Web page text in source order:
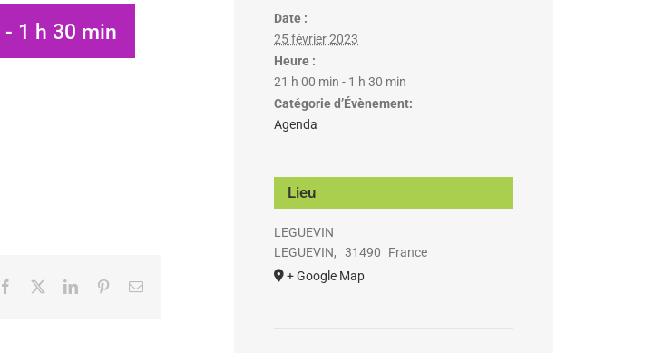
- 1 h 30 min
Facebook LinkedInPinterestEmail
Date :
25 février 2023
Heure :
21 h 00 min - 1 h 30 min
Catégorie d’Évènement:
Agenda
Lieu
LEGUEVIN
LEGUEVIN, 31490
France
+ Google Map